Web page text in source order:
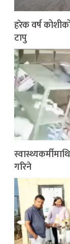
हरेक वर्ष
टापु
गरिने